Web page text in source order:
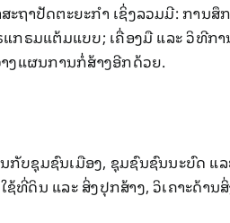
ຖາປັດຕະຍະ​ກໍາ ​ເຊິ່ງລວມມີ: ການ
ກຣມແຕ້ມແບບ; ເຄື່ອງມື ແລະ ວິທີ
ງ​ແຜນ​ການ​ກໍ່​ສ້າງ​ອີກ​ດ້ວຍ.
ບຊຸມຊົນເມືອງ, ຊຸມຊົນ​ຊົນ​ນະ​ບົດ ແ
ທີ່ດິນ ແລະ ສິ່ງປຸກສ້າງ, ວິເຄາະດ້